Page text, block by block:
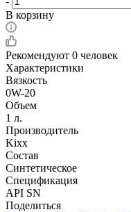
В корзину
Рекомендуют 0 человек
Характеристики
Вязкость
0W-20
Объем
1 л.
Производитель
Kixx
Состав
Синтетическое
Спецификация
API SN
Поделиться